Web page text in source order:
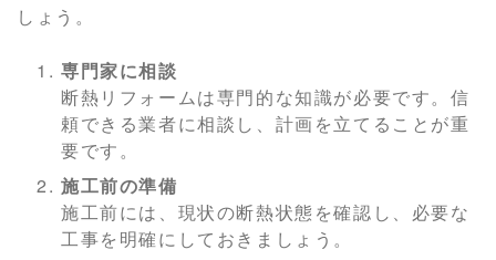
しょう。
専門家に相談
断熱リフォームは専門的な知識が必要です。信
頼できる業者に相談し、計画を立てることが重
要です。
施工前の準備
施工前には、現状の断熱状態を確認し、必要な
工事を明確にしておきましょう。